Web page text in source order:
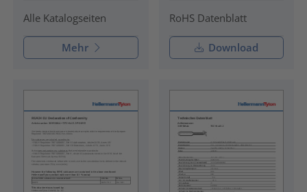
Alle Katalogseiten
Mehr
RoHS Datenblatt
Download